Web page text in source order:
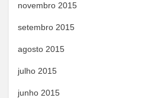
novembro 2015
setembro 2015
agosto 2015
julho 2015
junho 2015